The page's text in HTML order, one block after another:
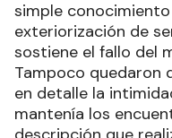
simple
exteriorización de
sostiene el fallo del
Tampoco quedaron
en detalle la
mantenía los